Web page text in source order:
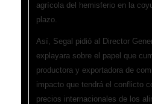
agrícola del hemisferio en la
plazo.
Así, Segal pidió al Director
explayara sobre el papel que
productora y exportadora de
impacto que tendrá el conflicto
precios internacionales de los